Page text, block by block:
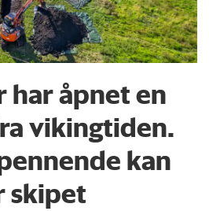
har åpnet en
vikingtiden.
kan
skipet